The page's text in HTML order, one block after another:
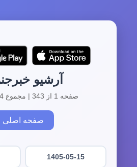
آرشیو
صفحه 1 از 343 | مجموع 3424 آرشیو
صفحه اصلی
1405-05-15